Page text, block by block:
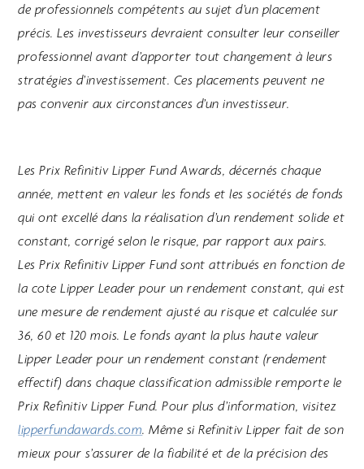
de professionnels compétents au sujet d’un placement
précis. Les investisseurs devraient consulter leur conseiller
professionnel avant d’apporter tout changement à leurs
stratégies d’investissement. Ces placements peuvent ne
pas convenir aux circonstances d’un investisseur.
Les Prix Refinitiv Lipper Fund Awards, décernés chaque
année, mettent en valeur les fonds et les sociétés de fonds
qui ont excellé dans la réalisation d’un rendement solide et
constant, corrigé selon le risque, par rapport aux pairs.
Les Prix Refinitiv Lipper Fund sont attribués en fonction de
la cote Lipper Leader pour un rendement constant, qui est
une mesure de rendement ajusté au risque et calculée sur
36, 60 et 120 mois. Le fonds ayant la plus haute valeur
Lipper Leader pour un rendement constant (rendement
effectif) dans chaque classification admissible remporte le
Prix Refinitiv Lipper Fund. Pour plus d’information, visitez
lipperfundawards.com. Même si Refinitiv Lipper fait de son
mieux pour s’assurer de la fiabilité et de la précision des